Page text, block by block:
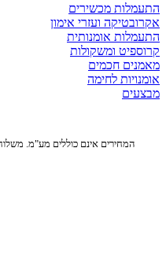
התעמלות מכשירים
אקרובטיקה ועזרי אימון
התעמלות אומנותית
קרוספיט ומשקולות
מאמנים חכמים
אומנויות לחימה
מבצעים